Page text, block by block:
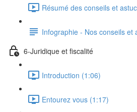
Résumé des conseils et
Infographie - Nos conseils et
6-Juridique et fiscalité
Introduction (1:06)
Entourez vous (1:17)